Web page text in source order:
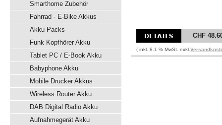
Smarthome Zubehör
Fahrrad - E-Bike Akkus
Akku Packs
Funk Kopfhörer Akku
Tablet PC / E-Book Akku
Babyphone Akku
Mobile Drucker Akkus
Wireless Router Akku
DAB Digital Radio Akku
Aufnahmegerät Akku
CHF
( inkl. 8.1 % MwSt. exkl.